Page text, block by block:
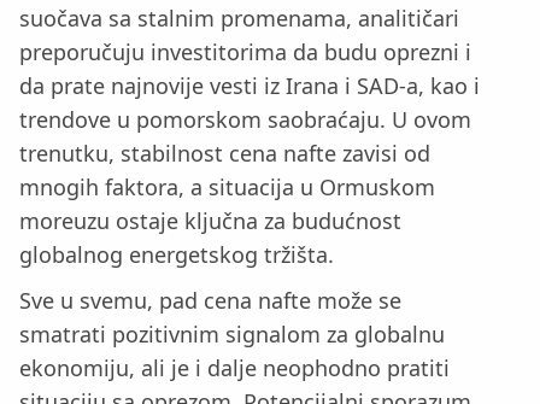
suočava sa stalnim promenama, analitičari
preporučuju investitorima da budu oprezni i
da prate najnovije vesti iz Irana i SAD-a, kao i
trendove u pomorskom saobraćaju. U ovom
trenutku, stabilnost cena nafte zavisi od
mnogih faktora, a situacija u Ormuskom
moreuzu ostaje ključna za budućnost
globalnog energetskog tržišta.
Sve u svemu, pad cena nafte može se
smatrati pozitivnim signalom za globalnu
ekonomiju, ali je i dalje neophodno pratiti